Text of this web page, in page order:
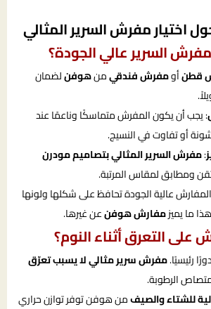
اختيار مفرش السرير المثالي
السرير عالي الجودة؟
قطنأومفرش فندقيمنهوفنلضمان
: يجب أن يكون المفرش متماسكًا وناعمًا عند
أو تفاوت في النسيج.
:مفرش السرير المثالي بتصاميم مودرن
ومطابق لمقاس المرتبة.
عالية الجودة تحافظ على شكلها ولونها
ما يميزمفارش هوفنعن غيرها.
على التعرق أثناء النوم؟
رئيسيًا.مفرش سرير مثالي لا يسبب تعرّق
الرطوبة.
للشتاء والصيفمن هوفن توفر توازن حراري